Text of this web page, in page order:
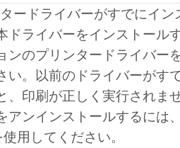
ードライバーがすでにイン
ドライバーをインストール
ンのプリンタードライバー
い。以前のドライバーがす
、印刷が正しく実行されま
アンインストールするには
用してください。